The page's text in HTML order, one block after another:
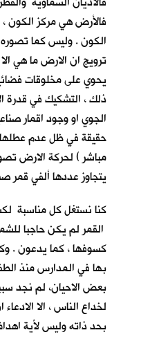
فالأرض هي مركز الكون
الكون . وليس كما
ترويج ان الارض ما هي
يحوي على مخلوقات
ذلك ، التشكيك في قدرة
الجوي او وجود اقمار
حقيقة في ظل عدم
مباشر ) لحركة الارض
يتجاوز عددها ألفي قمر
كنا نستغل كل مناسبة
القمر لم يكن حاجبا
كسوفها ، كما يدعون .
بها في المدارس منذ
بعض الاحيان، لم نجد
لخداع الناس ، الا
بحد ذاته وليس لأية